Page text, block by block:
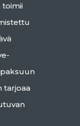
toimii
tarjoaa